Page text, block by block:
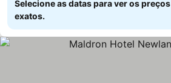
Selecione as datas para ver os preços
exatos.